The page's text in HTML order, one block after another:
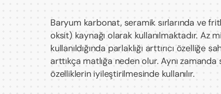
Baryum karbonat, seramik sırlarında ve
oksit) kaynağı olarak kullanılmaktadır. Az
kullanıldığında parlaklığı arttırıcı özelliğe
arttıkça matlığa neden olur. Aynı zamanda
özelliklerin iyileştirilmesinde kullanılır.